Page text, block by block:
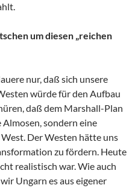
um diesen „reichen
nur, daß sich unsere
würde für den Aufbau
daß dem Marshall-Plan
sondern eine
Der Westen hätte uns
zu fördern. Heute
realistisch war. Wie auch
Ungarn es aus eigener